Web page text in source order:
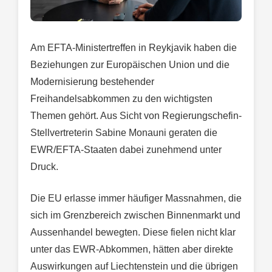
Am EFTA-Ministertreffen in Reykjavik haben die
Beziehungen zur Europäischen Union und die
Modernisierung bestehender
Freihandelsabkommen zu den wichtigsten
Themen gehört. Aus Sicht von Regierungschefin-
Stellvertreterin Sabine Monauni geraten die
EWR/EFTA-Staaten dabei zunehmend unter
Druck.
Die EU erlasse immer häufiger Massnahmen, die
sich im Grenzbereich zwischen Binnenmarkt und
Aussenhandel bewegten. Diese fielen nicht klar
unter das EWR-Abkommen, hätten aber direkte
Auswirkungen auf Liechtenstein und die übrigen